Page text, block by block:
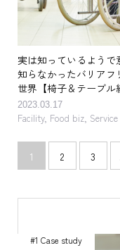
実は知っているようで
知らなかったバリアフ
世界【椅子＆テーブル
2023.03.17
Facility, Food biz, Service
1 2 3
#1 Case study